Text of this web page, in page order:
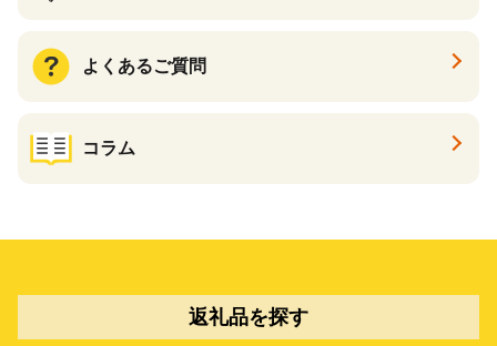
よくあるご質問
コラム
返礼品を探す